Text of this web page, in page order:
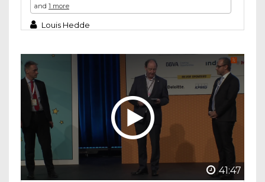
and 1 more
Louis Hedde
41:47